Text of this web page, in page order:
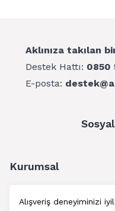
Alışveriş deneyiminizi
Aklınıza takılan
Destek Hattı: 0850
E-posta:
Kurumsal
Müşteri Hizmetleri